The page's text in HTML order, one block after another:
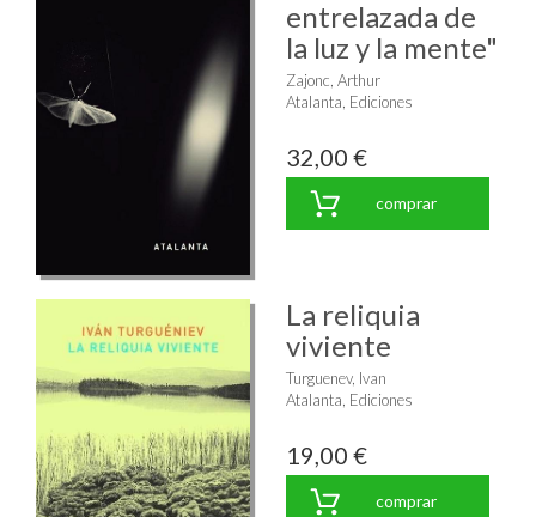
entrelazada de
la luz y la mente"
Zajonc, Arthur
Atalanta, Ediciones
32,00 €
comprar
La reliquia
viviente
Turguenev, Ivan
Atalanta, Ediciones
19,00 €
comprar